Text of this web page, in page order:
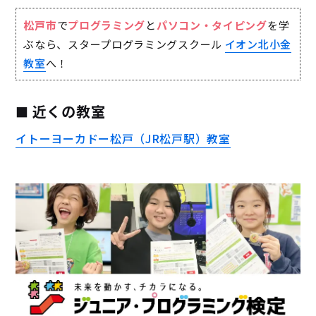
松戸市でプログラミングとパソコン・タイピングを学
ぶなら、スタープログラミングスクール イオン北小金
教室へ！
近くの教室
イトーヨーカドー松戸（JR松戸駅）教室